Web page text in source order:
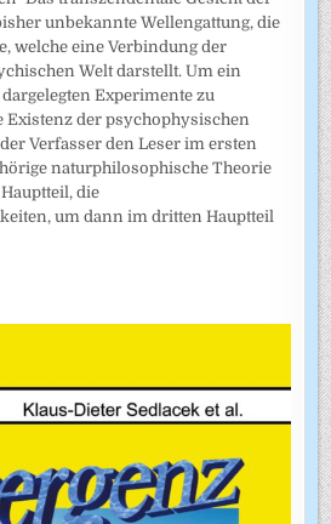
unbekannte Wellengattung, die
welche eine Verbindung der
Welt darstellt. Um ein
Experimente zu
Existenz der psychophysischen
Verfasser den Leser im ersten
naturphilosophische Theorie
die
um dann im dritten Hauptteil